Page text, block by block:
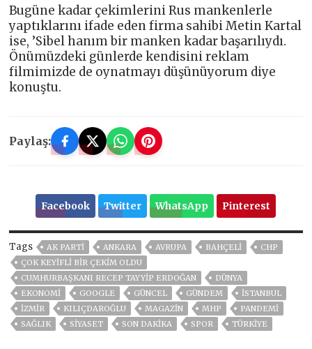
Bugüne kadar çekimlerini Rus mankenlerle
yaptıklarını ifade eden firma sahibi Metin Kartal
ise, ’Sibel hanım bir manken kadar başarılıydı.
Önümüzdeki günlerde kendisini reklam
filmimizde de oynatmayı düşünüyorum diye
konuştu.
Paylaş:
Facebook Twitter WhatsApp Pinterest
Tags AK PARTİ ANKARA AVRUPA BAHÇELİ
CHP
ÇOK KEYIFLI BIR ÇEKIM OLDU
CUMHURBAŞKANI RECEP TAYYIP ERDOĞAN
DÜNYA
EKONOMİ
GOOGLE GÜNCEL GÜNDEM
ISTANBUL
İZMIR
KILIÇDAROĞLU MAGAZİN MHP
PANDEMİ
SAĞLIK
SİYASET SON DAKIKA SPOR TÜRKİYE